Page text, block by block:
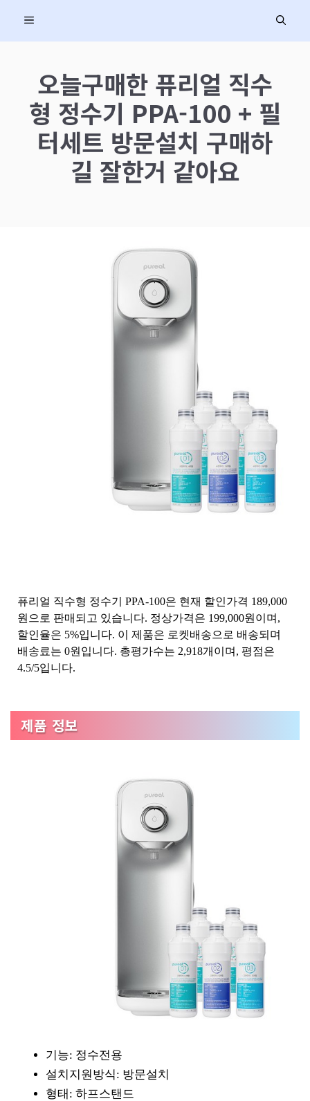
MENU
오늘구매한 퓨리얼 직수
형 정수기 PPA-100 + 필
터세트 방문설치 구매하
길 잘한거 같아요
퓨리얼 직수형 정수기 PPA-100은 현재 할인가격 189,000
원으로 판매되고 있습니다. 정상가격은 199,000원이며,
할인율은 5%입니다. 이 제품은 로켓배송으로 배송되며
배송료는 0원입니다. 총평가수는 2,918개이며, 평점은
4.5/5입니다.
제품 정보
기능: 정수전용
설치지원방식: 방문설치
형태: 하프스탠드